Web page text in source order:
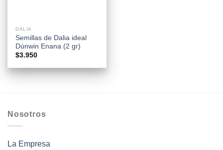
DALIA
Semillas de Dalia ideal
Dúnwin Enana (2 gr)
$3.950
Nosotros
La Empresa